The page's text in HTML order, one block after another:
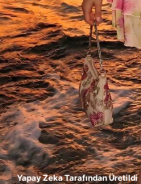
Yapay Zeka Tarafından Üretildi